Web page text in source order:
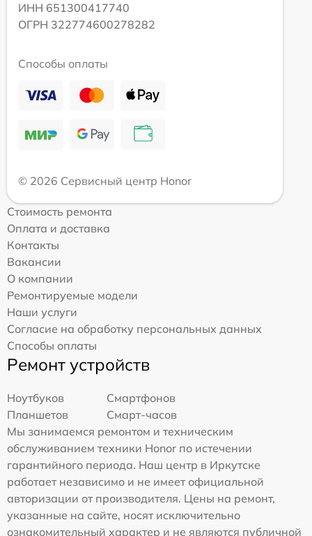
ИНН 651300417740
ОГРН 322774600278282
Способы оплаты
© 2026 Сервисный центр Honor
Стоимость ремонта
Оплата и доставка
Контакты
Вакансии
О компании
Ремонтируемые модели
Наши услуги
Согласие на обработку персональных данных
Способы оплаты
Ремонт устройств
Ноутбуков
Смартфонов
Планшетов
Смарт-часов
Мы занимаемся ремонтом и техническим
обслуживанием техники Honor по истечении
гарантийного периода. Наш центр в Иркутске
работает независимо и не имеет официальной
авторизации от производителя. Цены на ремонт,
указанные на сайте, носят исключительно
ознакомительный характер и не являются публичной